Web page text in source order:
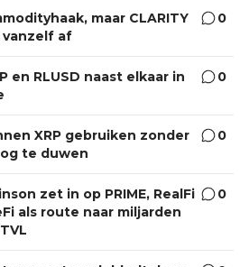
maar CLARITY
af
0
en RLUSD naast elkaar in
0
XRP gebruiken zonder
te duwen
0
zet in op PRIME, RealFi
als route naar miljarden
0